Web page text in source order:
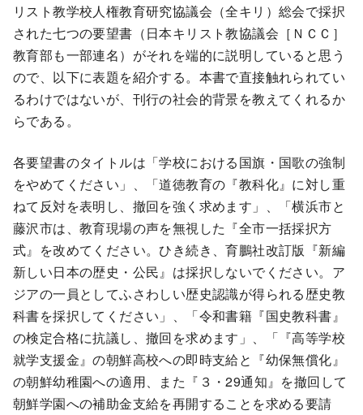
リスト教学校人権教育研究協議会（全キリ）総会で採択
された七つの要望書（日本キリスト教協議会［ＮＣＣ］
教育部も一部連名）がそれを端的に説明していると思う
ので、以下に表題を紹介する。本書で直接触れられてい
るわけではないが、刊行の社会的背景を教えてくれるか
らである。
各要望書のタイトルは「学校における国旗・国歌の強制
をやめてください」、「道徳教育の『教科化』に対し重
ねて反対を表明し、撤回を強く求めます」、「横浜市と
藤沢市は、教育現場の声を無視した『全市一括採択方
式』を改めてください。ひき続き、育鵬社改訂版『新編
新しい日本の歴史・公民』は採択しないでください。ア
ジアの一員としてふさわしい歴史認識が得られる歴史教
科書を採択してください」、「令和書籍『国史教科書』
の検定合格に抗議し、撤回を求めます」、「『高等学校
就学支援金』の朝鮮高校への即時支給と『幼保無償化』
の朝鮮幼稚園への適用、また『３・29通知』を撤回して
朝鮮学園への補助金支給を再開することを求める要請